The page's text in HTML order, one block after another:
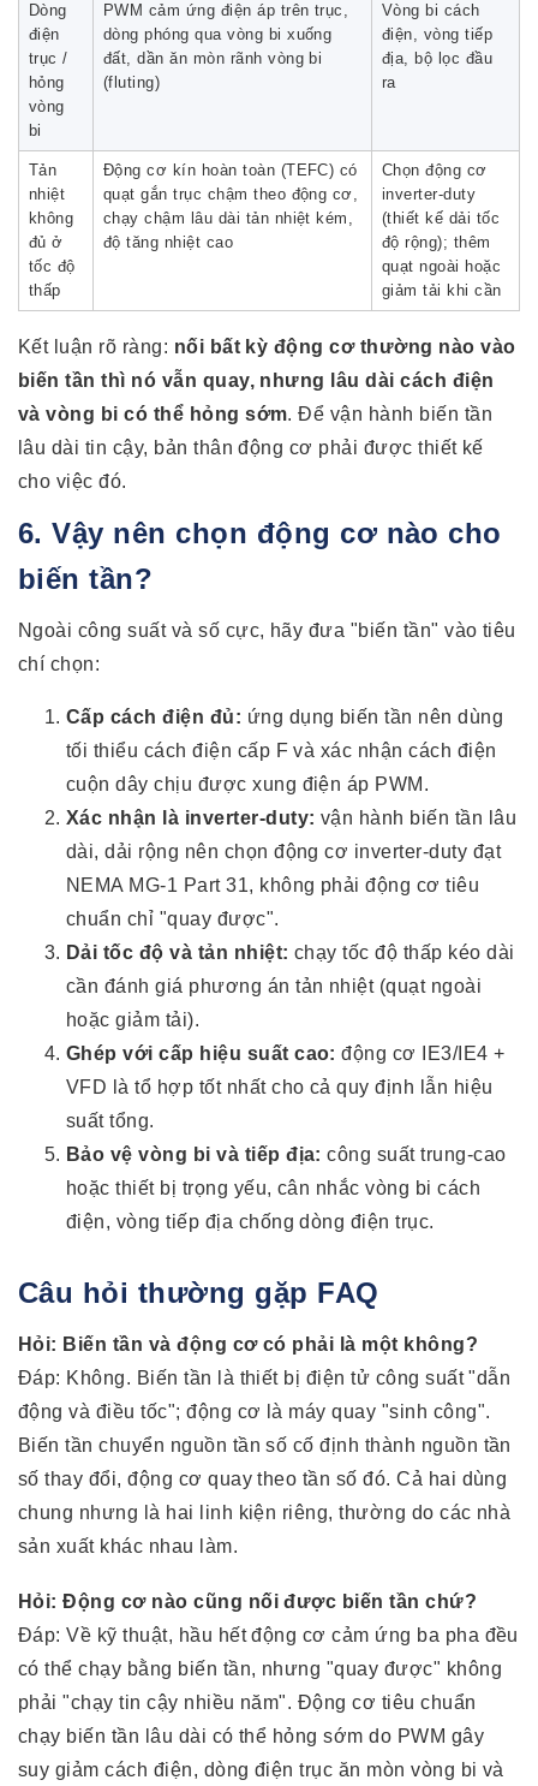
Dòng
điện
trục /
hỏng
vòng
bi
PWM cảm ứng điện áp trên trục,
dòng phóng qua vòng bi xuống
đất, dần ăn mòn rãnh vòng bi
(fluting)
Vòng bi cách
điện, vòng tiếp
địa, bộ lọc đầu
ra
Tản
nhiệt
không
đủ ở
tốc độ
thấp
Động cơ kín hoàn toàn (TEFC) có
quạt gắn trục chậm theo động cơ,
chạy chậm lâu dài tản nhiệt kém,
độ tăng nhiệt cao
Chọn động cơ
inverter-duty
(thiết kế dải tốc
độ rộng); thêm
quạt ngoài hoặc
giảm tải khi cần
Kết luận rõ ràng: nối bất kỳ động cơ thường nào vào
biến tần thì nó vẫn quay, nhưng lâu dài cách điện
và vòng bi có thể hỏng sớm. Để vận hành biến tần
lâu dài tin cậy, bản thân động cơ phải được thiết kế
cho việc đó.
6. Vậy nên chọn động cơ nào cho
biến tần?
Ngoài công suất và số cực, hãy đưa "biến tần" vào tiêu
chí chọn:
Cấp cách điện đủ: ứng dụng biến tần nên dùng
tối thiểu cách điện cấp F và xác nhận cách điện
cuộn dây chịu được xung điện áp PWM.
Xác nhận là inverter-duty: vận hành biến tần lâu
dài, dải rộng nên chọn động cơ inverter-duty đạt
NEMA MG-1 Part 31, không phải động cơ tiêu
chuẩn chỉ "quay được".
Dải tốc độ và tản nhiệt: chạy tốc độ thấp kéo dài
cần đánh giá phương án tản nhiệt (quạt ngoài
hoặc giảm tải).
Ghép với cấp hiệu suất cao: động cơ IE3/IE4 +
VFD là tổ hợp tốt nhất cho cả quy định lẫn hiệu
suất tổng.
Bảo vệ vòng bi và tiếp địa: công suất trung-cao
hoặc thiết bị trọng yếu, cân nhắc vòng bi cách
điện, vòng tiếp địa chống dòng điện trục.
Câu hỏi thường gặp FAQ
Hỏi: Biến tần và động cơ có phải là một không?
Đáp: Không. Biến tần là thiết bị điện tử công suất "dẫn
động và điều tốc"; động cơ là máy quay "sinh công".
Biến tần chuyển nguồn tần số cố định thành nguồn tần
số thay đổi, động cơ quay theo tần số đó. Cả hai dùng
chung nhưng là hai linh kiện riêng, thường do các nhà
sản xuất khác nhau làm.
Hỏi: Động cơ nào cũng nối được biến tần chứ?
Đáp: Về kỹ thuật, hầu hết động cơ cảm ứng ba pha đều
có thể chạy bằng biến tần, nhưng "quay được" không
phải "chạy tin cậy nhiều năm". Động cơ tiêu chuẩn
chạy biến tần lâu dài có thể hỏng sớm do PWM gây
suy giảm cách điện, dòng điện trục ăn mòn vòng bi và